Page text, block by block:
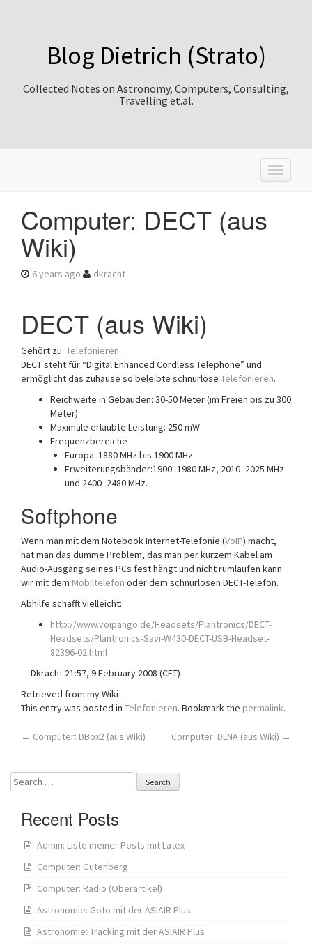
Blog Dietrich (Strato)
Collected Notes on Astronomy, Computers, Consulting,
Travelling et.al.
T
o
Computer: DECT (aus
Wiki)
6 years ago dkracht
DECT (aus Wiki)
Gehört zu: Telefonieren
DECT steht für “Digital Enhanced Cordless Telephone” und
ermöglicht das zuhause so beleibte schnurlose Telefonieren.
Reichweite in Gebäuden: 30-50 Meter (im Freien bis zu 300
Meter)
Maximale erlaubte Leistung: 250 mW
Frequenzbereiche
Europa: 1880 MHz bis 1900 MHz
Erweiterungsbänder:1900–1980 MHz, 2010–2025 MHz
und 2400–2480 MHz.
Softphone
Wenn man mit dem Notebook Internet-Telefonie (VoIP) macht,
hat man das dumme Problem, das man per kurzem Kabel am
Audio-Ausgang seines PCs fest hängt und nicht rumlaufen kann
wir mit dem Mobiltelefon oder dem schnurlosen DECT-Telefon.
Abhilfe schafft vielleicht:
http://www.voipango.de/Headsets/Plantronics/DECT-
Headsets/Plantronics-Savi-W430-DECT-USB-Headset-
82396-02.html
— Dkracht 21:57, 9 February 2008 (CET)
Retrieved from my Wiki
This entry was posted in Telefonieren. Bookmark the permalink.
Post
navigation
← Computer: DBox2 (aus Wiki) Computer: DLNA (aus Wiki) →
Search
for:
Recent Posts
Admin: Liste meiner Posts mit Latex
Computer: Gutenberg
Computer: Radio (Oberartikel)
Astronomie: Goto mit der ASIAIR Plus
Astronomie: Tracking mit der ASIAIR Plus